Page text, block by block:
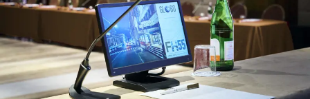
Gli Hotel
Congressi
Gallery
Contatti